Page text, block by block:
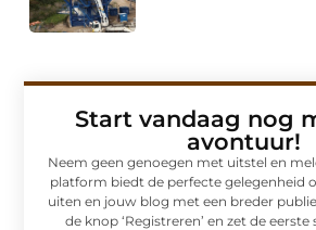
Start vandaag nog
avontuur!
Neem geen genoegen met uitstel en
platform biedt de perfecte gelegenheid
uiten en jouw blog met een breder
de knop ‘Registreren’ en zet de